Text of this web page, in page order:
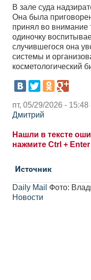
В зале суда
Она была
принял во внимание
одиночку
случившегося она
системы и
косметологический
пт, 05/29/2026 - 15:48
Дмитрий
Нашли в тексте
нажмите Ctrl + Enter
Источник
Daily Mail Фото:
Новости